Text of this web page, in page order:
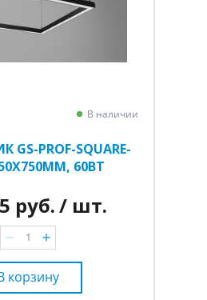
В наличии
PROF-SQUARE-
60ВТ
руб./ шт.
корзину